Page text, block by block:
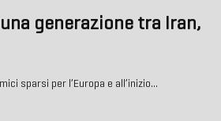
generazione tra Iran,
sparsi per l’Europa e all’inizio…